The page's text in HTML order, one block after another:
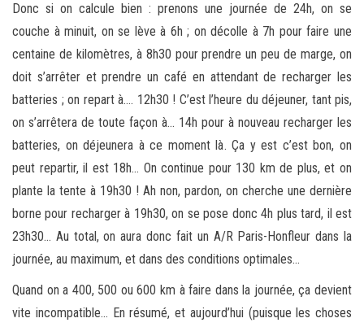
Donc si on calcule bien : prenons une journée de 24h, on se
couche à minuit, on se lève à 6h ; on décolle à 7h pour faire une
centaine de kilomètres, à 8h30 pour prendre un peu de marge, on
doit s’arrêter et prendre un café en attendant de recharger les
batteries ; on repart à…. 12h30 ! C’est l’heure du déjeuner, tant pis,
on s’arrêtera de toute façon à… 14h pour à nouveau recharger les
batteries, on déjeunera à ce moment là. Ça y est c’est bon, on
peut repartir, il est 18h… On continue pour 130 km de plus, et on
plante la tente à 19h30 ! Ah non, pardon, on cherche une dernière
borne pour recharger à 19h30, on se pose donc 4h plus tard, il est
23h30… Au total, on aura donc fait un A/R Paris-Honfleur dans la
journée, au maximum, et dans des conditions optimales…
Quand on a 400, 500 ou 600 km à faire dans la journée, ça devient
vite incompatible… En résumé, et aujourd’hui (puisque les choses